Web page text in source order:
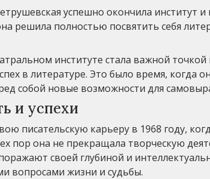
успешно окончила институт
решила полностью посвятить себя
институте стала важной
в литературе. Это было время, когда
собой новые возможности для
и успехи
писательскую карьеру в 1968 году,
пор она не прекращала творческую
своей глубиной и
вопросами жизни и судьбы.